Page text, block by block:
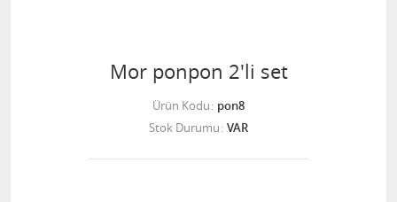
Mor ponpon 2'li set
Ürün Kodu pon8
Stok Durumu VAR